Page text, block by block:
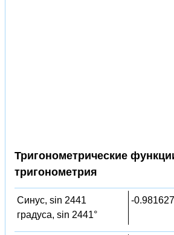
Тригонометрические
тригонометрия
Синус, sin 2441
градуса, sin 2441°
-